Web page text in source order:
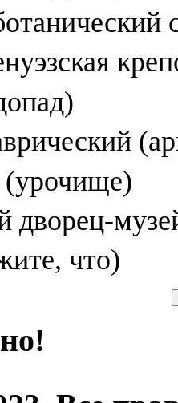
дворец-
что)